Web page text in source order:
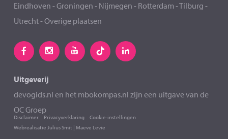
Eindhoven -Groningen - Nijmegen - Rotterdam -Tilburg -
Utrecht-Overige plaatsen
Uitgeverij
devogids.nl en het mbokompas.nl zijn een uitgave van de
OC Groep
Webrealisatie Julius Smit| Maeve Levie
Disclaimer Privacyverklaring Cookie-instellingen